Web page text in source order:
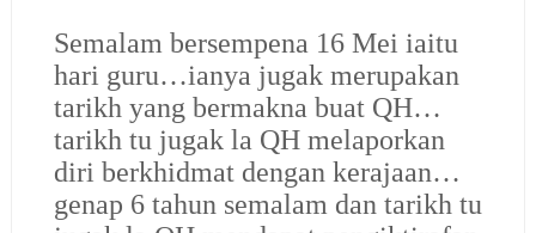
Semalam bersempena 16 Mei iaitu
hari guru…ianya jugak merupakan
tarikh yang bermakna buat QH…
tarikh tu jugak la QH melaporkan
diri berkhidmat dengan kerajaan…
genap 6 tahun semalam dan tarikh tu